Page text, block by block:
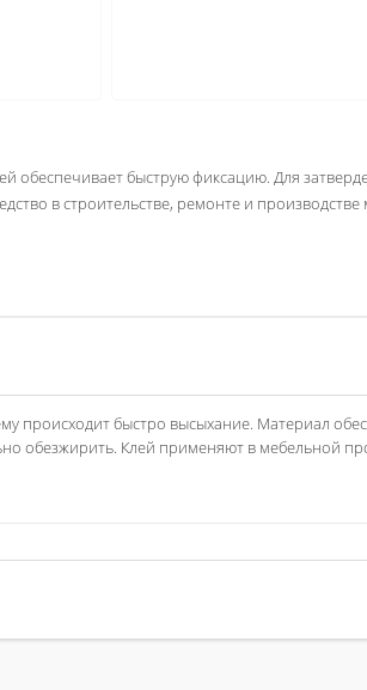
обеспечивает быструю фиксацию. Для
в строительстве, ремонте и производстве
происходит быстро высыхание. Материал
обезжирить. Клей применяют в мебельной